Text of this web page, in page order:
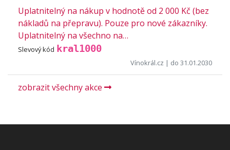
Uplatnitelný na nákup v hodnotě od 2 000 Kč (bez
nákladů na přepravu). Pouze pro nové zákazníky.
Uplatnitelný na všechno na…
Slevový kód kral1000
Vínokrál.cz | do 31.01.2030
zobrazit všechny akce